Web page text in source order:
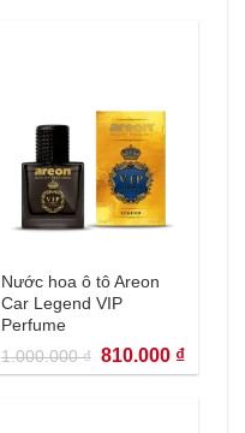
Nước hoa ô tô Areon
Car Legend VIP
Perfume
1.000.000₫ Giá
gốc
là:
810.000 ₫Giá
hiện
tại